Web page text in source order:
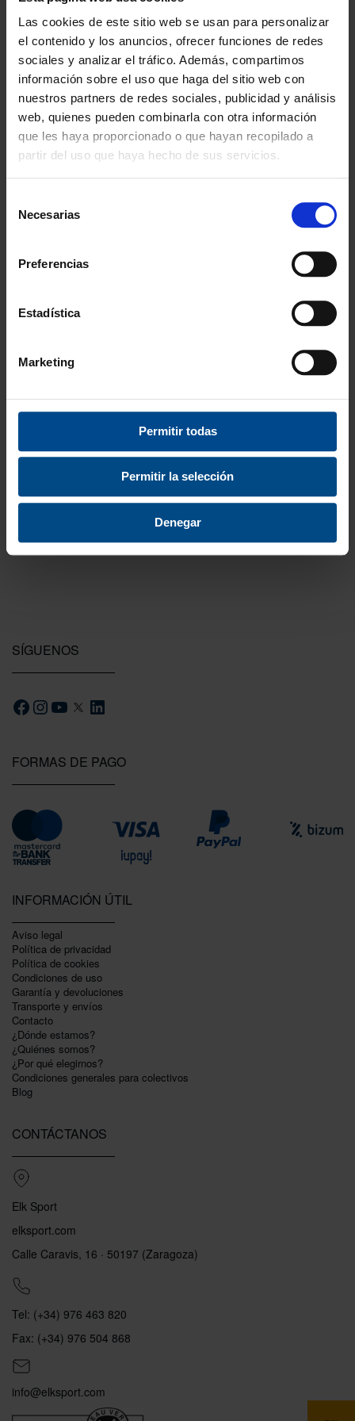
Las cookies de este sitio web se usan para personalizar
el contenido y los anuncios, ofrecer funciones de redes
sociales y analizar el tráfico. Además, compartimos
información sobre el uso que haga del sitio web con
nuestros partners de redes sociales, publicidad y análisis
web, quienes pueden combinarla con otra información
que les haya proporcionado o que hayan recopilado a
partir del uso que haya hecho de sus servicios.
Necesarias
Preferencias
Estadística
Marketing
Permitir todas
Permitir la selección
Denegar
Especialistas en colectivos
Descubre nuestras ventajas
Envío gratis
A partir de 100€
Garantía
En cambio y devolución
ISO 9001:2015
Testeamos los productos
Todas las novedades que introducimos son
FORMAS DE PAGO
INFORMACIÓN ÚTIL
Aviso legal
Política de privacidad
Polí­tica de cookies
Condiciones de uso
Garantí­a y devoluciones
Transporte y envíos
Contacto
¿Dónde estamos?
¿Quiénes somos?
¿Por qué elegirnos?
Condiciones generales para colectivos
Blog
CONTÁCTANOS
Elk Sport
elksport.com
Calle Caravis, 16 · 50197 (Zaragoza)
Tel: (+34) 976 463 820
Fax: (+34) 976 504 868
info@elksport.com
SÍGUENOS